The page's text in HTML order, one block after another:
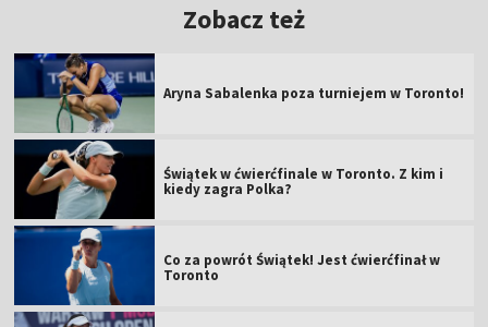
Zobacz też
Aryna Sabalenka poza turniejem w Toronto!
Świątek w ćwierćfinale w Toronto. Z kim i
kiedy zagra Polka?
Co za powrót Świątek! Jest ćwierćfinał w
Toronto